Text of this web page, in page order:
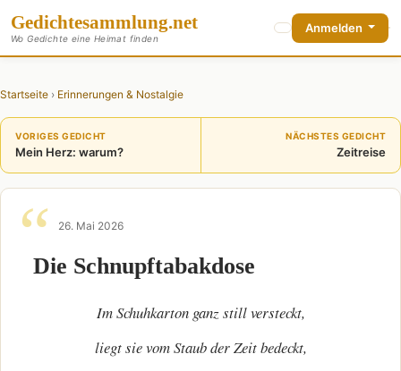
Gedichtesammlung.net
Wo Gedichte eine Heimat finden
Anmelden
Startseite › Erinnerungen & Nostalgie
VORIGES GEDICHT
Mein Herz: warum?
NÄCHSTES GEDICHT
Zeitreise
26. Mai 2026
Die Schnupftabakdose
Im Schuhkarton ganz still versteckt,
liegt sie vom Staub der Zeit bedeckt,